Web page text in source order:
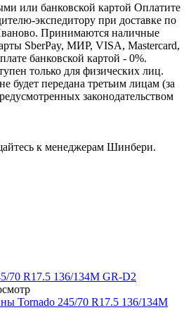
или банковской картой Оплатите
экспедитору при доставке по
Принимаются наличные
SberPay, МИР, VISA, Mastercard,
банковской картой - 0%.
только для физических лиц.
будет передана третьим лицам (за
законодательством
к менеджерам Шинбери.
Tornado 245/70 R17.5 136/134M